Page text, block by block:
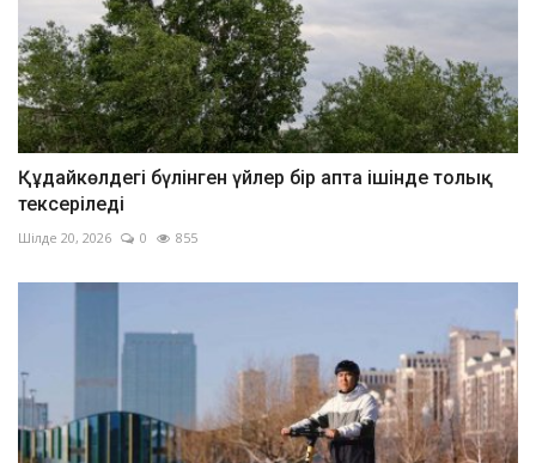
Құдайкөлдегі бүлінген үйлер бір апта ішінде толық
тексеріледі
Шілде 20, 2026 0 855